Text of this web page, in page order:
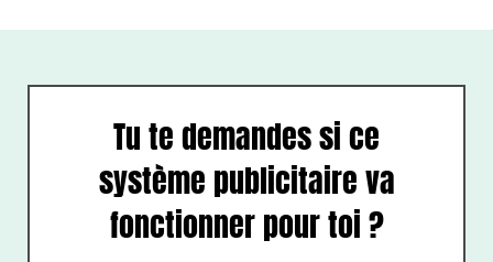
Tu te demandes si ce
système publicitaire va
fonctionner pour toi ?